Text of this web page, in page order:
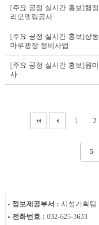
[주요 공정 실시간 홍보]행
리모델링공사
[주요 공정 실시간 홍보]상
마루광장 정비사업
[주요 공정 실시간 홍보]원
사
1 2
정보제공부서 : 시설기획팀
전화번호 : 032-625-3633